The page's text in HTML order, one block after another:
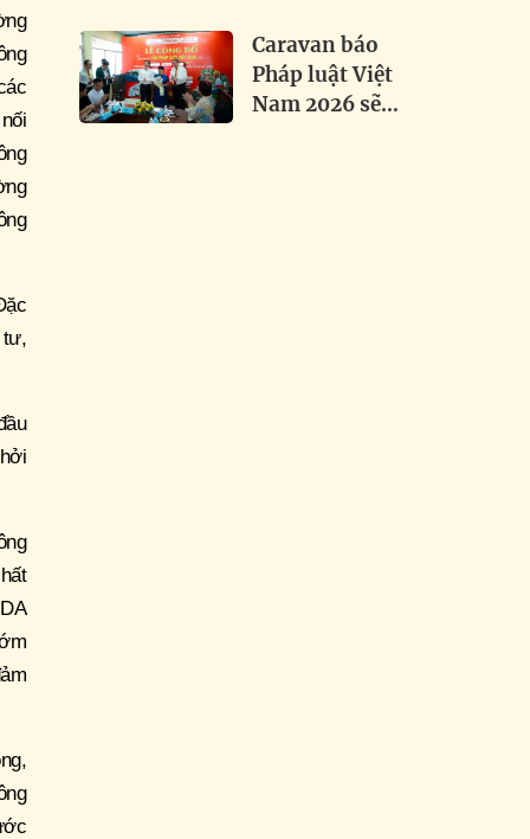
Attapeu
Caravan báo
Pháp luật Việt
Nam 2026 sẽ